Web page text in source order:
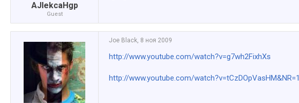
AJlekcaHgp
Guest
Joe Black, 8 ноя 2009
http://www.youtube.com/watch?v=g7wh2FixhXs
http://www.youtube.com/watch?v=tCzDOpVasHM&NR=1